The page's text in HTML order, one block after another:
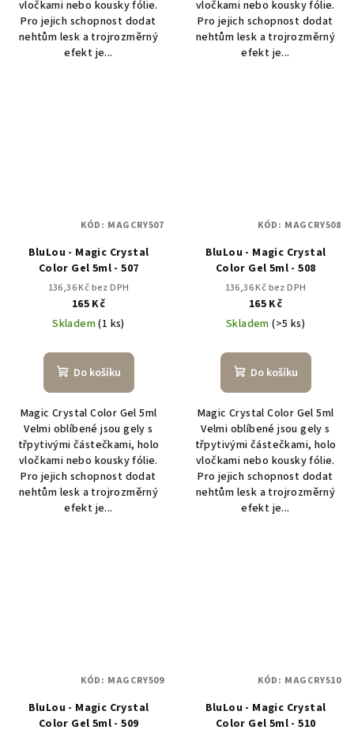
vločkami nebo kousky fólie.
Pro jejich schopnost dodat
nehtům lesk a trojrozměrný
efekt je...
vločkami nebo kousky fólie.
Pro jejich schopnost dodat
nehtům lesk a trojrozměrný
efekt je...
BluLou - Magic Crystal
Color Gel 5ml - 507
136,36 Kč bez DPH
165 Kč
Skladem(1 ks)
Do košíku
Magic Crystal Color Gel 5ml
Velmi oblíbené jsou gely s
třpytivými částečkami, holo
vločkami nebo kousky fólie.
Pro jejich schopnost dodat
nehtům lesk a trojrozměrný
efekt je...
KÓD: MAGCRY507
BluLou - Magic Crystal
Color Gel 5ml - 508
136,36 Kč bez DPH
165 Kč
Skladem(>5 ks)
Do košíku
Magic Crystal Color Gel 5ml
Velmi oblíbené jsou gely s
třpytivými částečkami, holo
vločkami nebo kousky fólie.
Pro jejich schopnost dodat
nehtům lesk a trojrozměrný
efekt je...
KÓD: MAGCRY508
BluLou - Magic Crystal
Color Gel 5ml - 509
KÓD: MAGCRY509
BluLou - Magic Crystal
Color Gel 5ml - 510
KÓD: MAGCRY510